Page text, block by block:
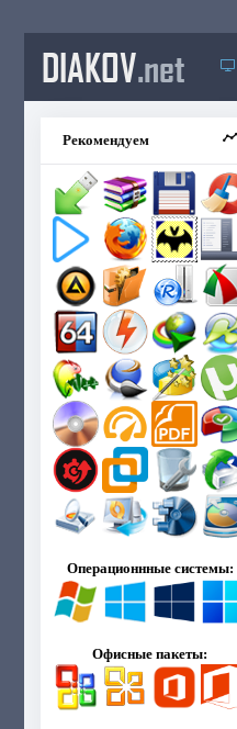
DIAKOV.net
Рекомендуем
Операционнные системы:
Офисные пакеты: